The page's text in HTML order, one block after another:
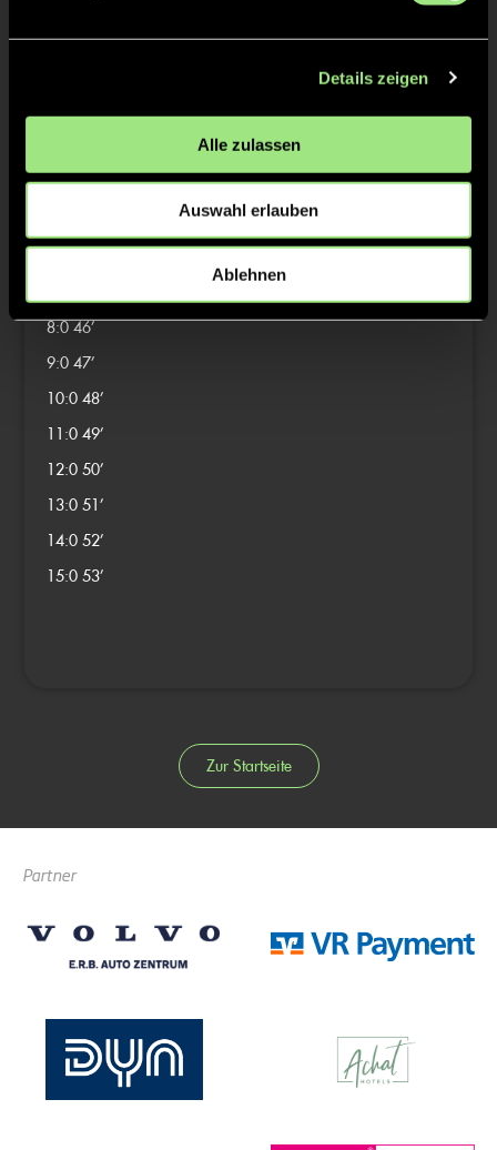
Details zeigen
Alle zulassen
Auswahl erlauben
Ablehnen
6:0 21’
3/4
8:0 46’
9:0 47’
10:0 48’
11:0 49’
12:0 50’
13:0 51’
14:0 52’
15:0 53’
Zur Startseite
Partner